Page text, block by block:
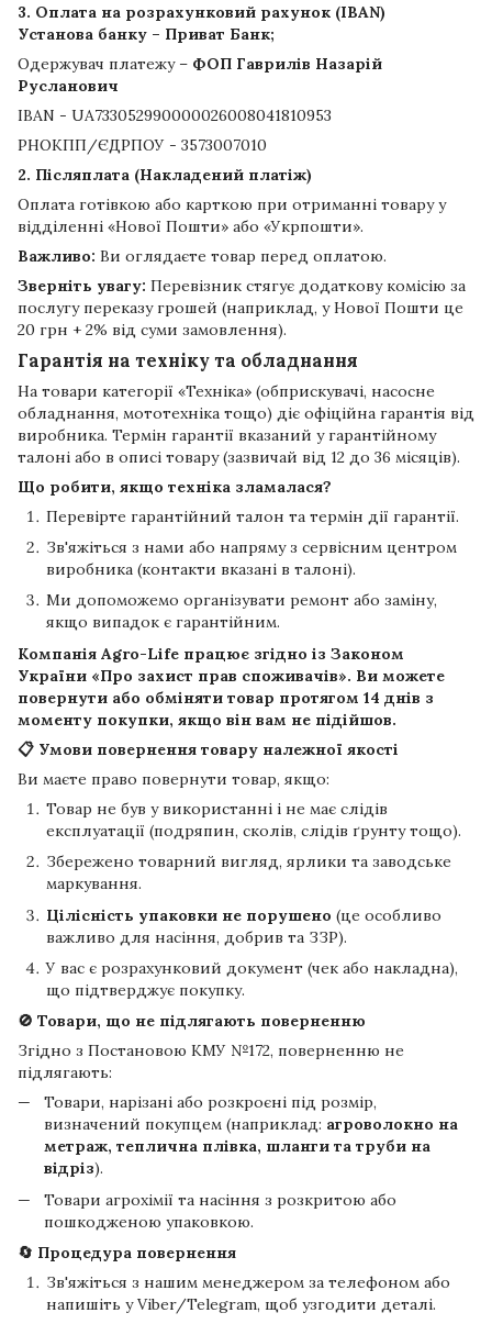
3. Оплата на розрахунковий рахунок (IBAN)
Установа банку – Приват Банк;
Одержувач платежу – ФОП Гаврилів Назарій
Русланович
IBAN - UA733052990000026008041810953
РНОКПП/ЄДРПОУ - 3573007010
2. Післяплата (Накладений платіж)
Оплата готівкою або карткою при отриманні товару у
відділенні «Нової Пошти» або «Укрпошти».
Важливо: Ви оглядаєте товар перед оплатою.
Зверніть увагу: Перевізник стягує додаткову комісію за
послугу переказу грошей (наприклад, у Нової Пошти це
20 грн + 2% від суми замовлення).
Гарантія на техніку та обладнання
На товари категорії «Техніка» (обприскувачі, насосне
обладнання, мототехніка тощо) діє офіційна гарантія від
виробника. Термін гарантії вказаний у гарантійному
талоні або в описі товару (зазвичай від 12 до 36 місяців).
Що робити, якщо техніка зламалася?
Перевірте гарантійний талон та термін дії гарантії.
Зв'яжіться з нами або напряму з сервісним центром
виробника (контакти вказані в талоні).
Ми допоможемо організувати ремонт або заміну,
якщо випадок є гарантійним.
Компанія Agro-Life працює згідно із Законом
України «Про захист прав споживачів». Ви можете
повернути або обміняти товар протягом 14 днів з
моменту покупки, якщо він вам не підійшов.
📋 Умови повернення товару належної якості
Ви маєте право повернути товар, якщо:
Товар не був у використанні і не має слідів
експлуатації (подряпин, сколів, слідів ґрунту тощо).
Збережено товарний вигляд, ярлики та заводське
маркування.
Цілісність упаковки не порушено (це особливо
важливо для насіння, добрив та ЗЗР).
У вас є розрахунковий документ (чек або накладна),
що підтверджує покупку.
🚫 Товари, що не підлягають поверненню
Згідно з Постановою КМУ №172, поверненню не
підлягають:
Товари, нарізані або розкроєні під розмір,
визначений покупцем (наприклад: агроволокно на
метраж, теплична плівка, шланги та труби на
відріз).
Товари агрохімії та насіння з розкритою або
пошкодженою упаковкою.
🔄 Процедура повернення
Зв'яжіться з нашим менеджером за телефоном або
напишіть у Viber/Telegram, щоб узгодити деталі.